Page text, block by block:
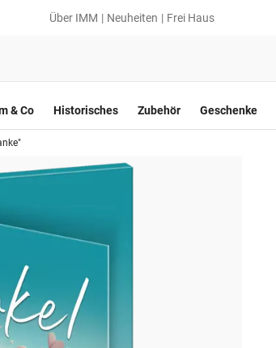
Über IMM Neuheiten Frei Haus
& Co Historisches Zubehör Geschenke